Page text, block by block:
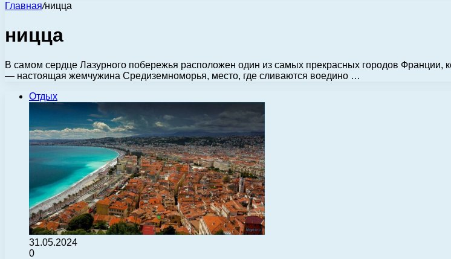
Главная/ницца
ницца
В самом сердце Лазурного побережья расположен один из самых прекрасных городов Франции,
— настоящая жемчужина Средиземноморья, место, где сливаются воедино …
Отдых
31.05.2024
0